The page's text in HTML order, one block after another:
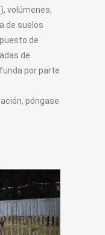
volúmenes,
de suelos
de
de
por parte
póngase